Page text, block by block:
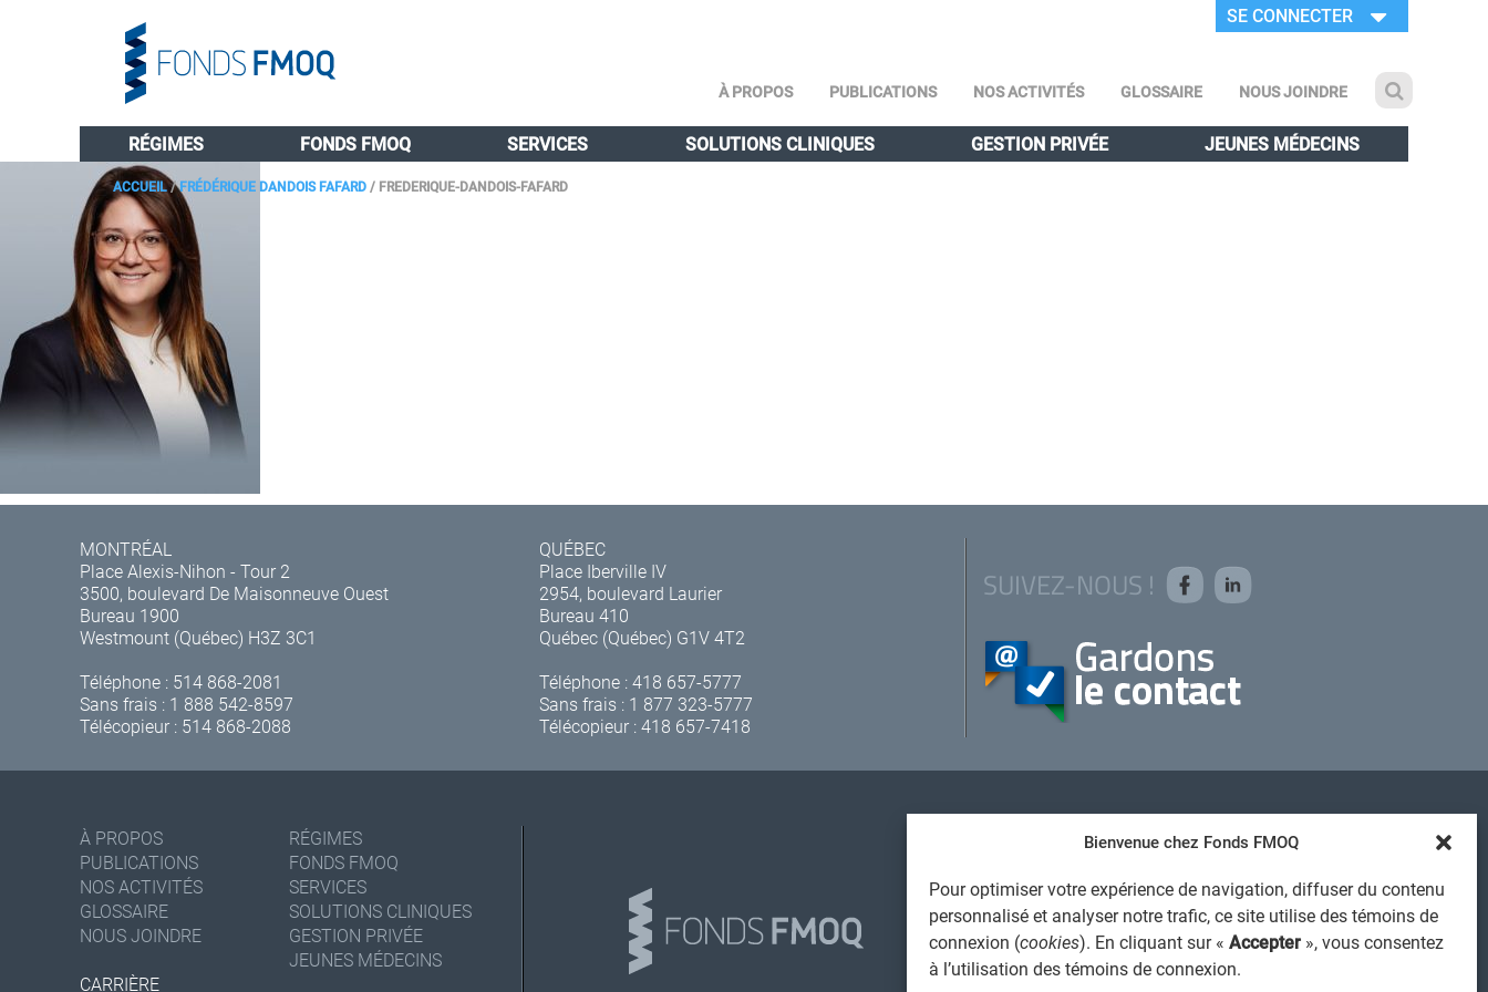
Bienvenue chez Fonds FMOQ
Pour optimiser votre expérience de navigation, diffuser du contenu
personnalisé et analyser notre trafic, ce site utilise des témoins de
connexion (cookies). En cliquant sur « Accepter », vous consentez
à l’utilisation des témoins de connexion.
SE CONNECTER
À PROPOS PUBLICATIONS NOS ACTIVITÉS GLOSSAIRE NOUS JOINDRE
RÉGIMES FONDS FMOQ SERVICES SOLUTIONS CLINIQUES GESTION PRIVÉE JEUNES MÉDECINS
ACCUEIL/FRÉDÉRIQUE DANDOIS FAFARD/ FREDERIQUE-DANDOIS-FAFARD
MONTRÉAL
Place Alexis-Nihon - Tour 2
3500, boulevard De Maisonneuve Ouest
Bureau 1900
Westmount (Québec) H3Z 3C1
Téléphone : 514 868-2081
Sans frais : 1 888 542-8597
Télécopieur : 514 868-2088
QUÉBEC
Place Iberville IV
2954, boulevard Laurier
Bureau 410
Québec (Québec) G1V 4T2
Téléphone :418 657-5777
Sans frais : 1 877 323-5777
Télécopieur : 418 657-7418
SUIVEZ-NOUS !
À PROPOS
PUBLICATIONS
NOS ACTIVITÉS
GLOSSAIRE
NOUS JOINDRE
RÉGIMES
FONDS FMOQ
SERVICES
SOLUTIONS CLINIQUES
GESTION PRIVÉE
JEUNES MÉDECINS
CARRIÈRE
AVIS JURIDIQUE GÉNÉRAL
PROTECTION DES RENSEIGNEMENTS PERSONNELS
POLITIQUE DE TRAITEMENT DES PLAINTES
REGISTRE DES CONFLITS D'INTÉRÊTS